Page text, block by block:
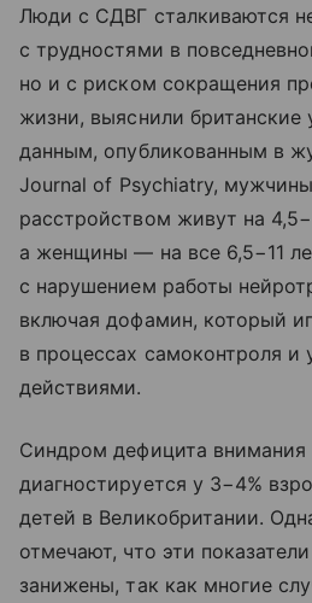
Люди с СДВГ сталкиваются
с трудностями в
но и с риском сокращения
жизни, выяснили британские
данным, опубликованным в
Journal of Psychiatry,
расстройством живут на
а женщины — на все 6,5−11
с нарушением работы
включая дофамин, который
в процессах самоконтроля и
действиями.
Синдром дефицита внимания
диагностируется у 3−4%
детей в Великобритании.
отмечают, что эти
занижены, так как многие